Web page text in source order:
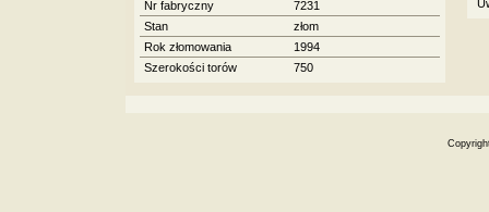
Nr fabryczny
7231
Stan
złom
Rok złomowania
1994
Szerokości torów
750